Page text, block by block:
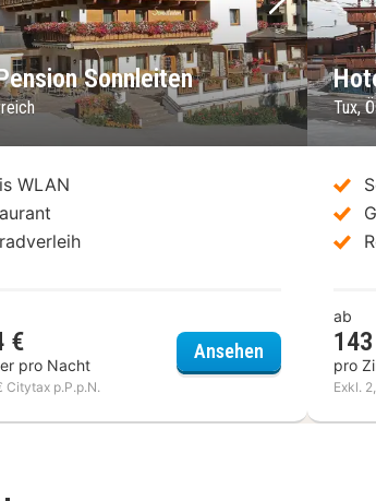
Bild
Nächstes
Sonnleiten
WLAN
€
pro Nacht
Citytax p.P.p.N.
Ansehen Hotel
Tux,
ab
pro
Exkl.